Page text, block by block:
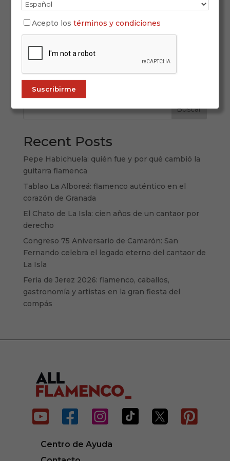
Ferias de Andalucía 2026: cuando la fiesta
también cuenta la identidad de una tierra Hablar
de Andalucía es hablar de una forma de vivir la
calle, de entender la música como encuentro y
de convertir el calendario en una sucesión de
Buscar
Recent Posts
Pepe Habichuela: quién fue y por qué cambió la
guitarra flamenca
Tablao La Alboreá: flamenco auténtico en el
corazón de Granada
El Chato de La Isla: cien años de un cantaor por
derecho
Congreso 75 Aniversario de Camarón: San
Fernando celebra el legado eterno del cantaor de
La Isla
Feria de Jerez 2026: flamenco, caballos,
gastronomía y artistas en la gran fiesta del
compás
     
Centro de Ayuda
Acepto lostérminos y condiciones